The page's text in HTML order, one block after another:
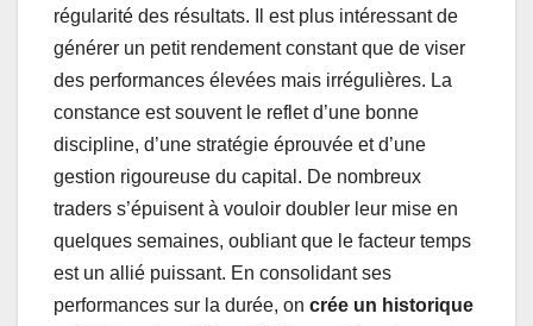
régularité des résultats. Il est plus intéressant de
générer un petit rendement constant que de viser
des performances élevées mais irrégulières. La
constance est souvent le reflet d’une bonne
discipline, d’une stratégie éprouvée et d’une
gestion rigoureuse du capital. De nombreux
traders s’épuisent à vouloir doubler leur mise en
quelques semaines, oubliant que le facteur temps
est un allié puissant. En consolidant ses
performances sur la durée, on crée un historique